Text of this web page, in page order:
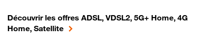
Découvrir les offres ADSL, VDSL2, 5G+ Home, 4G
Home, Satellite